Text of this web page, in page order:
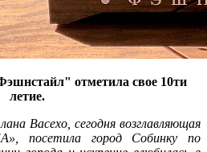
отметила свое 10ти
летие.
Васехо, сегодня возглавляющая
посетила город Собинку по